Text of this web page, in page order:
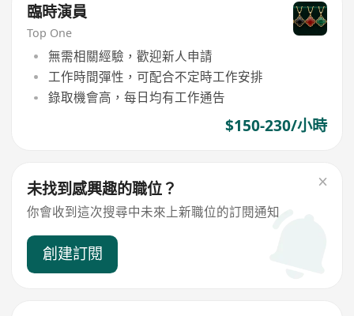
臨時演員
Top One
無需相關經驗，歡迎新人申請
工作時間彈性，可配合不定時工作安排
錄取機會高，每日均有工作通告
$150-230/小時
未找到感興趣的職位？
你會收到這次搜尋中未來上新職位的訂閱通知
創建訂閱